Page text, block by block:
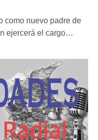
como nuevo padre de
ejercerá el cargo…